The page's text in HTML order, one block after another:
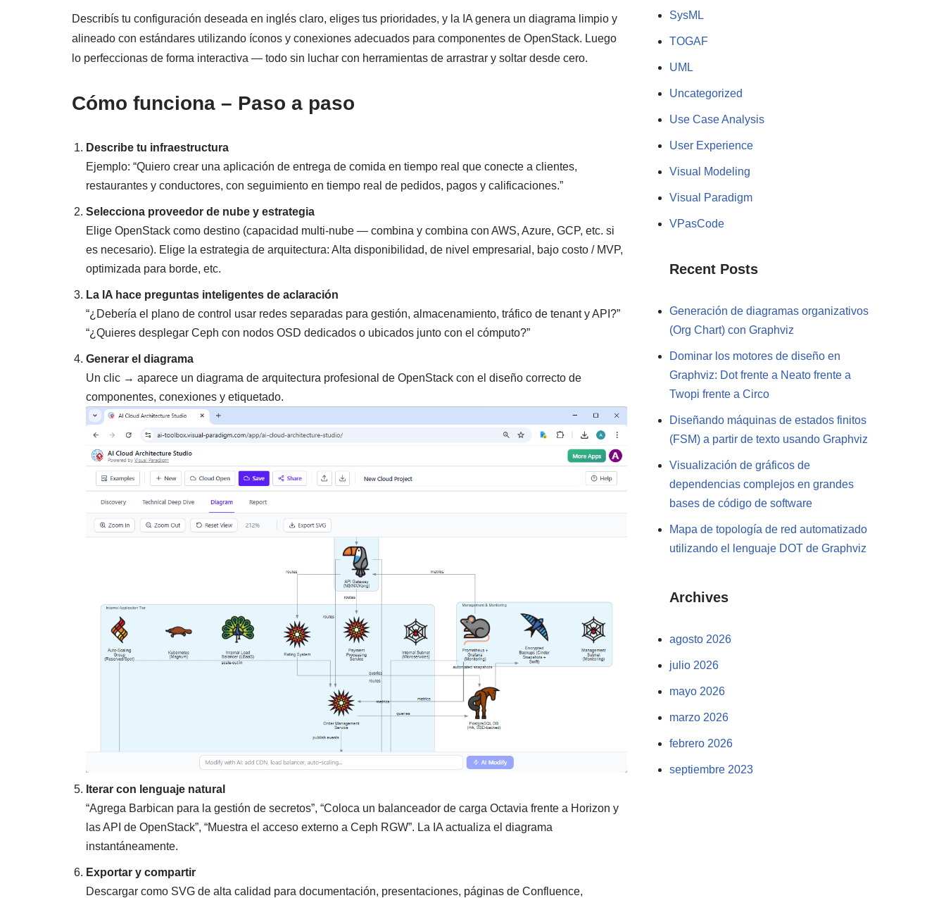
Describís tu configuración deseada en inglés claro, eliges tus prioridades, y la IA genera un diagrama limpio y
alineado con estándares utilizando íconos y conexiones adecuados para componentes de OpenStack. Luego
lo perfeccionas de forma interactiva — todo sin luchar con herramientas de arrastrar y soltar desde cero.
Cómo funciona – Paso a paso
Describe tu infraestructura
Ejemplo: “Quiero crear una aplicación de entrega de comida en tiempo real que conecte a clientes,
restaurantes y conductores, con seguimiento en tiempo real de pedidos, pagos y calificaciones.”
Selecciona proveedor de nube y estrategia
Elige OpenStack como destino (capacidad multi-nube — combina y combina con AWS, Azure, GCP, etc. si
es necesario). Elige la estrategia de arquitectura: Alta disponibilidad, de nivel empresarial, bajo costo / MVP,
optimizada para borde, etc.
La IA hace preguntas inteligentes de aclaración
“¿Debería el plano de control usar redes separadas para gestión, almacenamiento, tráfico de tenant y API?”
“¿Quieres desplegar Ceph con nodos OSD dedicados o ubicados junto con el cómputo?”
Generar el diagrama
Un clic → aparece un diagrama de arquitectura profesional de OpenStack con el diseño correcto de
componentes, conexiones y etiquetado.
Iterar con lenguaje natural
“Agrega Barbican para la gestión de secretos”, “Coloca un balanceador de carga Octavia frente a Horizon y
las API de OpenStack”, “Muestra el acceso externo a Ceph RGW”. La IA actualiza el diagrama
instantáneamente.
Exportar y compartir
Descargar como SVG de alta calidad para documentación, presentaciones, páginas de Confluence,
SysML
TOGAF
UML
Uncategorized
Use Case Analysis
User Experience
Visual Modeling
Visual Paradigm
VPasCode
Recent Posts
Generación de diagramas organizativos
(Org Chart) con Graphviz
Dominar los motores de diseño en
Graphviz: Dot frente a Neato frente a
Twopi frente a Circo
Diseñando máquinas de estados finitos
(FSM) a partir de texto usando Graphviz
Visualización de gráficos de
dependencias complejos en grandes
bases de código de software
Mapa de topología de red automatizado
utilizando el lenguaje DOT de Graphviz
Archives
agosto 2026
julio 2026
mayo 2026
marzo 2026
febrero 2026
septiembre 2023